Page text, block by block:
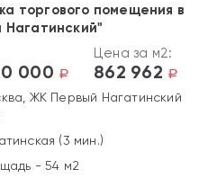
торгового помещения в
000 a
Цена за м2:
862 962 a
ЖК Первый Нагатинский
(3 мин.)
- 54 м2